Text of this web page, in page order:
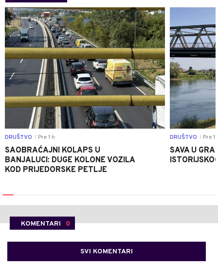
0
DRUŠTVO Pre 1 h
SAOBRAĆAJNI KOLAPS U
BANJALUCI: DUGE KOLONE VOZILA
KOD PRIJEDORSKE PETLJE
DRUŠTVO Pre 1
SAVA U
KOMENTARI 0
SVI KOMENTARI